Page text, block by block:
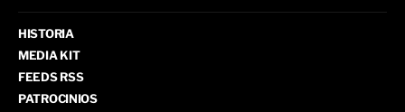
HISTORIA
MEDIA KIT
FEEDS RSS
PATROCINIOS